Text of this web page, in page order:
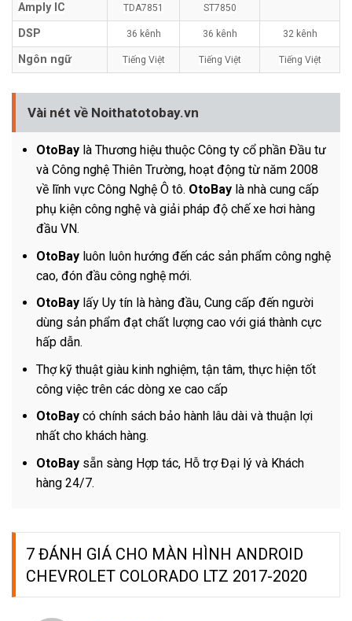
Amply IC TDA7851 ST7850
DSP 36 kênh 36 kênh 32 kênh
Ngôn ngữ Tiếng Việt Tiếng Việt Tiếng Việt
Vài nét về Noithatotobay.vn
OtoBaylà Thương hiệu thuộc Công ty cổ phần Đầu tư
và Công nghệ Thiên Trường, hoạt động từ năm 2008
về lĩnh vực Công Nghệ Ô tô. OtoBaylà nhà cung cấp
phụ kiện công nghệ và giải pháp độ chế xe hơi hàng
đầu VN.
OtoBayluôn luôn hướng đến các sản phẩm công nghệ
cao, đón đầu công nghệ mới.
OtoBaylấy Uy tín là hàng đầu, Cung cấp đến người
dùng sản phẩm đạt chất lượng cao với giá thành cực
hấp dẫn.
Thợ kỹ thuật giàu kinh nghiệm, tận tâm, thực hiện tốt
công việc trên các dòng xe cao cấp
OtoBaycó chính sách bảo hành lâu dài và thuận lợi
nhất cho khách hàng.
OtoBaysẵn sàng Hợp tác, Hỗ trợ Đại lý và Khách
hàng 24/7.
7 ĐÁNH GIÁ CHO MÀN HÌNH ANDROID
CHEVROLET COLORADO LTZ 2017-2020